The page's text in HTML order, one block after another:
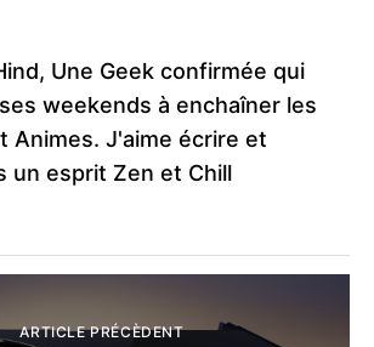
Une Geek confirmée qui
weekends à enchaîner les
Animes. J'aime écrire et
un esprit Zen et Chill
ARTICLE PRÉCÈDENT